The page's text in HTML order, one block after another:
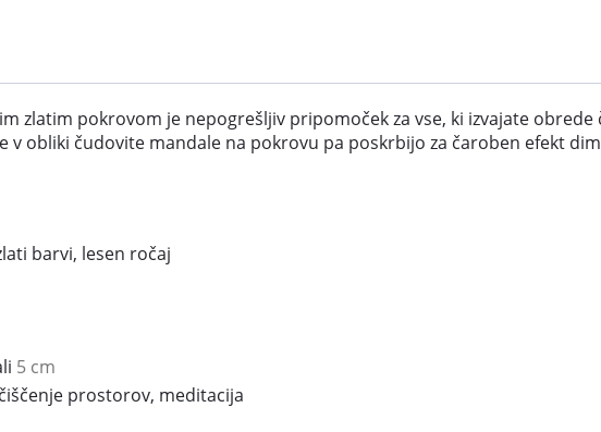
zlatim pokrovom je nepogrešljiv pripomoček za vse, ki izvajate
v obliki čudovite mandale na pokrovu pa poskrbijo za čaroben efekt
barvi, lesen ročaj
5 cm
prostorov, meditacija